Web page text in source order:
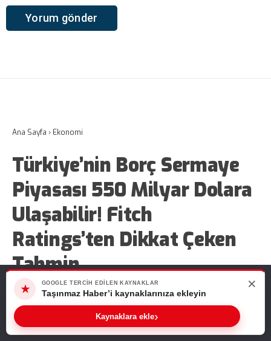
Ana Sayfa › Ekonomi
Türkiye’nin Borç Sermaye
Piyasası 550 Milyar Dolara
Ulaşabilir! Fitch
Ratings’ten Dikkat Çeken
Tahmin
Türkiye’nin borç sermaye piyasası için Fitch
Ratings’ten yeni tahmin geldi. Kuruluş, piyasa
büyüklüğünün 2026 yıl sonunda 550 milyar
Web sitemizde size en iyi deneyimi sunabilmemiz için çerezleri
kullanıyoruz. Bu siteyi kullanmaya devam ederseniz, bunu kabul
ettiğinizi varsayarız.
Tamam
★
GOOGLE TERCIH EDILEN KAYNAKLAR
Taşınmaz Haber’i kaynaklarınıza ekleyin
Kaynaklara ekle›
×